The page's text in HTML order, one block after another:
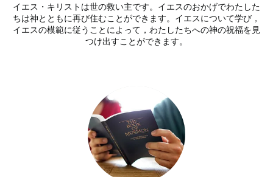
イエス・キリストは世の救い主です。イエスのおかげでわたした
ちは神とともに再び住むことができます。イエスについて学び，
イエスの模範に従うことによって，わたしたちへの神の祝福を見
つけ出すことができます。